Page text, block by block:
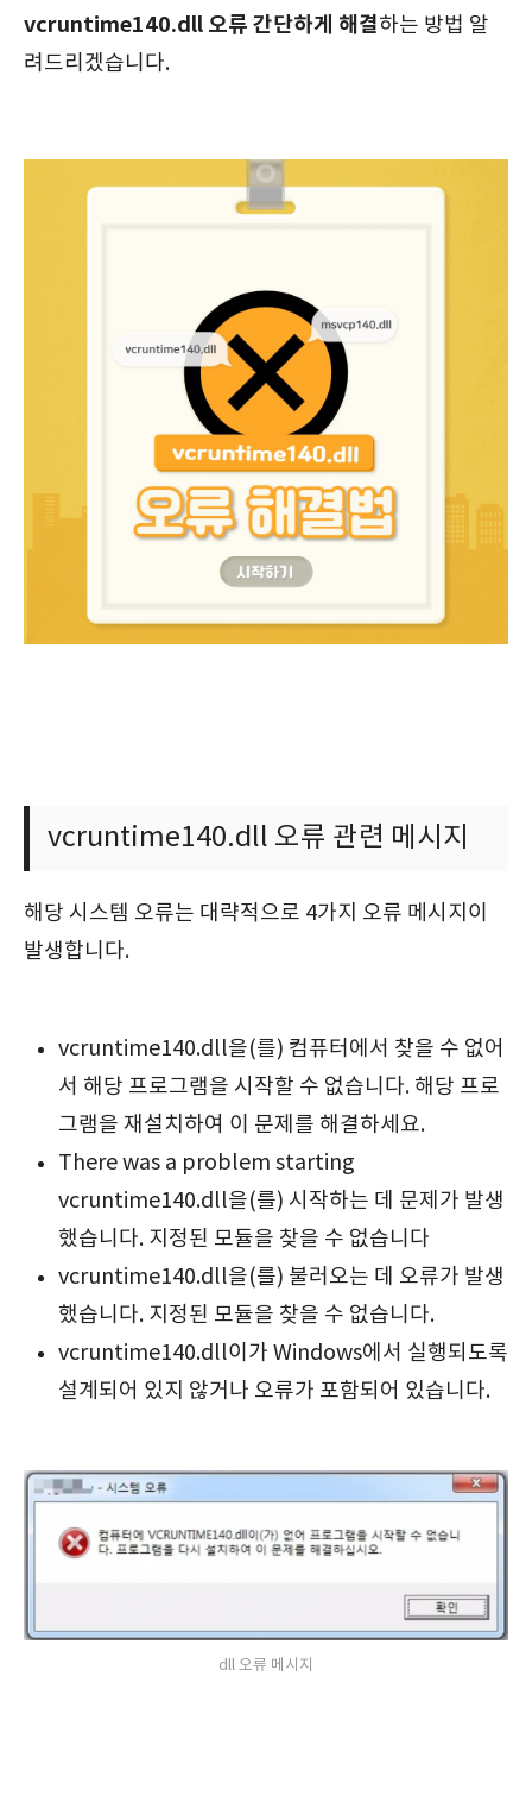
vcruntime140.dll 오류 간단하게 해결하는 방법 알
려드리겠습니다.
vcruntime140.dll 오류 관련 메시지
해당 시스템 오류는 대략적으로 4가지 오류 메시지이
발생합니다.
vcruntime140.dll을(를) 컴퓨터에서 찾을 수 없어
서 해당 프로그램을 시작할 수 없습니다. 해당 프로
그램을 재설치하여 이 문제를 해결하세요.
There was a problem starting
vcruntime140.dll을(를) 시작하는 데 문제가 발생
했습니다. 지정된 모듈을 찾을 수 없습니다
vcruntime140.dll을(를) 불러오는 데 오류가 발생
했습니다. 지정된 모듈을 찾을 수 없습니다.
vcruntime140.dll이가 Windows에서 실행되도록
설계되어 있지 않거나 오류가 포함되어 있습니다.
dll 오류 메시지